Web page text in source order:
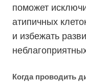
поможет
атипичных
и избежать
Когда проводить